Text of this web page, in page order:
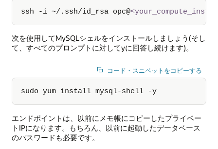
ssh -i ~/.ssh/id_rsa opc@<
次を使用してMySQLシェルをインストールしましょう(そし
て、すべてのプロンプトに対してyに回答し続けます)。
コード・スニペットをコピーする
sudo yum install mysql-shell -y
エンドポイントは、以前にメモ帳にコピーしたプライベー
トIPになります。もちろん、以前に起動したデータベース
のパスワードも必要です。